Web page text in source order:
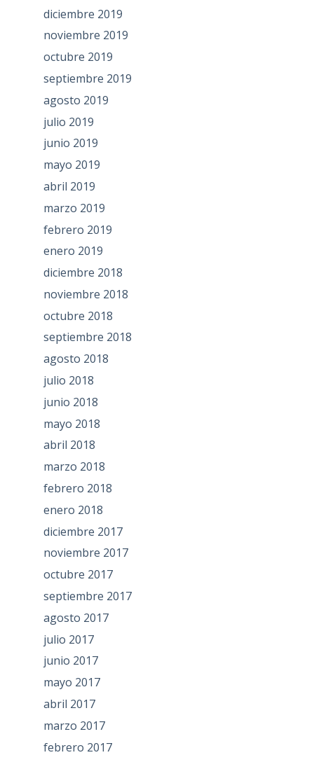
diciembre 2019
noviembre 2019
octubre 2019
septiembre 2019
agosto 2019
julio 2019
junio 2019
mayo 2019
abril 2019
marzo 2019
febrero 2019
enero 2019
diciembre 2018
noviembre 2018
octubre 2018
septiembre 2018
agosto 2018
julio 2018
junio 2018
mayo 2018
abril 2018
marzo 2018
febrero 2018
enero 2018
diciembre 2017
noviembre 2017
octubre 2017
septiembre 2017
agosto 2017
julio 2017
junio 2017
mayo 2017
abril 2017
marzo 2017
febrero 2017